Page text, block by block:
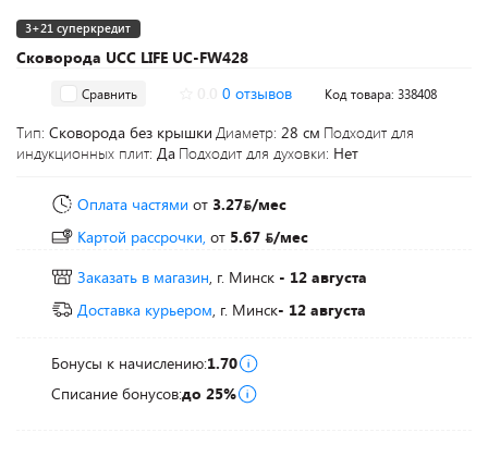
Сковорода UCC LIFE UC-FW428
3+21 суперкредит
Сравнить 0 отзывов Код товара: 338408
Тип: Сковорода без крышки Диаметр: 28 см Подходит для
индукционных плит: Да Подходит для духовки: Нет
Оплата частями от 3.27 /мес
Картой рассрочки, от 5.67
/мес
Заказать в магазин, г. Минск - 12 августа
Доставка курьером, г. Минск- 12 августа
Бонусы к начислению:1.70
Списание бонусов:до 25%